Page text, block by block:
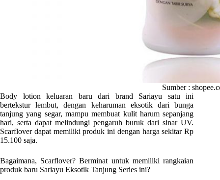
Sumber :
Body lotion keluaran baru dari brand Sariayu satu ini
bertekstur lembut, dengan keharuman eksotik dari bunga
tanjung yang segar, mampu membuat kulit harum sepanjang
hari, serta dapat melindungi pengaruh buruk dari sinar UV.
Scarflover dapat memiliki produk ini dengan harga sekitar Rp
15.100 saja.
Bagaimana, Scarflover? Berminat untuk memiliki rangkaian
produk baru Sariayu Eksotik Tanjung Series ini?